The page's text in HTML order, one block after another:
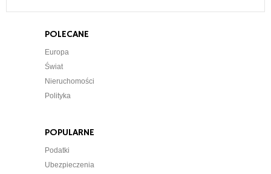
POLECANE
Europa
Świat
Nieruchomości
Polityka
POPULARNE
Podatki
Ubezpieczenia